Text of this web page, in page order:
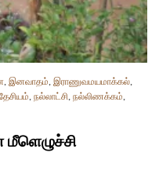
, இனவாதம், இராணுவமயமாக்கல்,
, நல்லாட்சி, நல்லிணக்கம்,
மீளெழுச்சி